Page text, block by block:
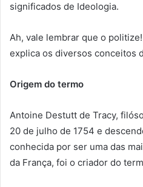
significados de Ideologia.
Ah, vale lembrar que o
explica os diversos conceitos
Origem do termo
Antoine Destutt de Tracy,
20 de julho de 1754 e
conhecida por ser uma das
da França, foi o criador do